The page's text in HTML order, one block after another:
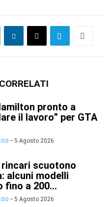
pronto a
il lavoro” per GTA
- 5 Agosto 2026
rincari scuotono
alcuni modelli
fino a 200...
- 5 Agosto 2026